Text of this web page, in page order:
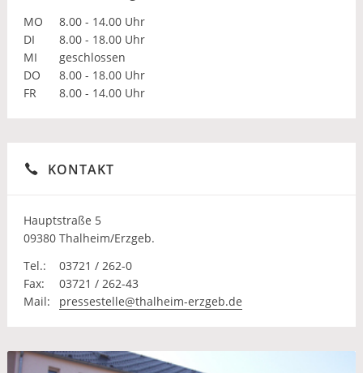
MO
8.00 - 14.00 Uhr
DI
8.00 - 18.00 Uhr
MI
geschlossen
DO
8.00 - 18.00 Uhr
FR
8.00 - 14.00 Uhr
KONTAKT
Hauptstraße 5
09380 Thalheim/Erzgeb.
Tel.:
03721 / 262-0
Fax:
03721 / 262-43
Mail:
pressestelle@thalheim-erzgeb.de